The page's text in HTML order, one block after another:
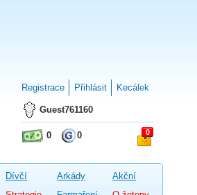
Registrace Přihlásit Kecálek
Guest761160
0 0 0
Dívčí Arkády
Akční